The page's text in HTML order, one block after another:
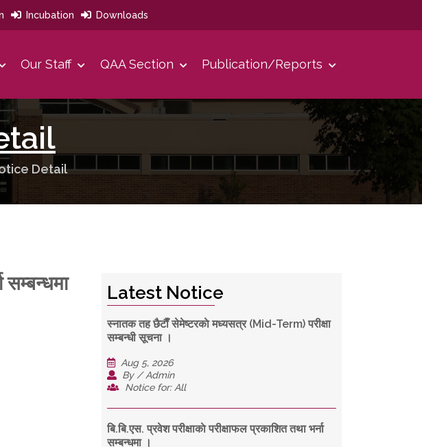
Incubation Downloads
Our Staff QAA Section Publication/Reports
Detail
सम्बन्धमा
Latest Notice
स्नातक तह छैटाैँ सेमेष्टरकाे मध्यसत्र (Mid-Term) परीक्षा
सम्बन्धी सूचना ।
Aug 5, 2026
By / Admin
Notice for: All
बि.बि.एस. प्रवेश परीक्षाकाे परीक्षाफल प्रकाशित तथा भर्ना
सम्बन्धमा ।